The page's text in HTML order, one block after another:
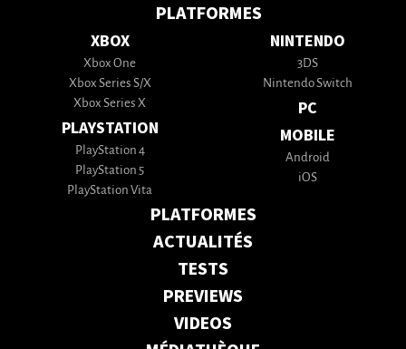
PLATFORMES
XBOX
Xbox One
Xbox Series S/X
Xbox Series X
PLAYSTATION
PlayStation 4
PlayStation 5
PlayStation Vita
NINTENDO
3DS
Nintendo Switch
PC
MOBILE
Android
iOS
PLATFORMES
ACTUALITÉS
TESTS
PREVIEWS
VIDEOS